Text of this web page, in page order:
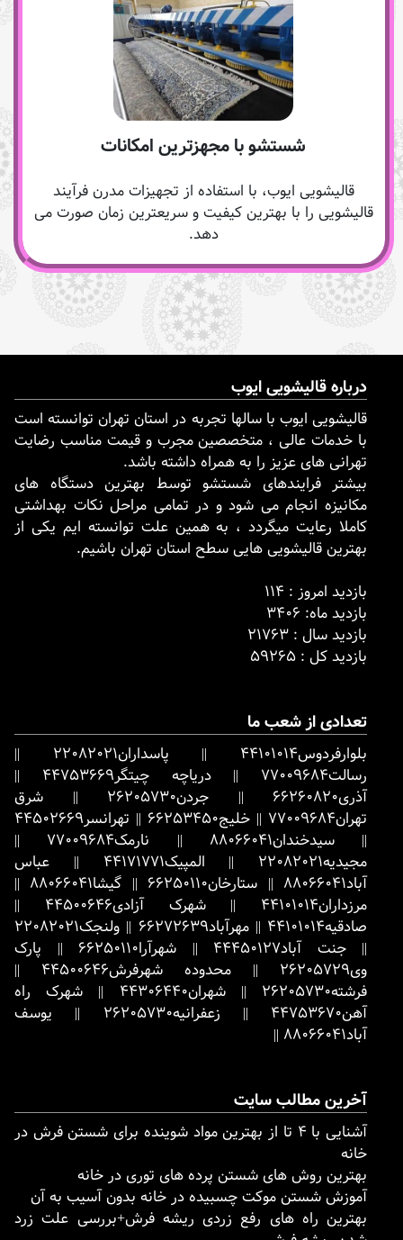
شستشو با مجهزترین امکانات
قالیشویی ایوب، با استفاده از تجهیزات مدرن فرآیند
قالیشویی را با بهترین کیفیت و سریعترین زمان صورت می
دهد.
درباره قالیشویی ایوب
قالیشویی ایوب با سالها تجربه در استان تهران توانسته است
با خدمات عالی ، متخصصین مجرب و قیمت مناسب رضایت
تهرانی های عزیز را به همراه داشته باشد.
بیشتر فرایندهای شستشو توسط بهترین دستگاه های
مکانیزه انجام می شود و در تمامی مراحل نکات بهداشتی
کاملا رعایت میگردد ، به همین علت توانسته ایم یکی از
بهترین قالیشویی هایی سطح استان تهران باشیم.
بازدید امروز : 114
بازدید ماه: 3406
بازدید سال : 21763
بازدید کل : 59265
تعدادی از شعب ما
بلوارفردوس44101014
|| پاسداران22082021
||
رسالت77009684
||دریاچه چیتگر44753669
||
آذری66260820
|| جردن26205730
|| شرق
تهران77009684
|| خلیج66253450
|| تهرانسر44502669
||سیدخندان88066041
|| نارمک77009684
||
مجیدیه22082021
|| المپیک44171771
|| عباس
آباد88066041
|| ستارخان66250110
|| گیشا88066041
||
مرزداران44101014
||شهرک آزادی44500646
||
صادقیه44101014
||مهرآباد66272639
|| ولنجک22082021
||جنت آباد44450127
|| شهرآرا66250110
|| پارک
وی26205729
|| محدوده شهرفرش44500646
||
فرشته26205730
||شهران44306440
|| شهرک راه
آهن44753670
|| زعفرانیه26205730
|| یوسف
آباد88066041
||
آخرین مطالب سایت
آشنایی با ۴ تا از بهترین مواد شوینده برای شستن فرش در
خانه
بهترین روش های شستن پرده های توری در خانه
آموزش شستن موکت چسبیده در خانه بدون آسیب به آن
بهترین راه های رفع زردی ریشه فرش+بررسی علت زرد